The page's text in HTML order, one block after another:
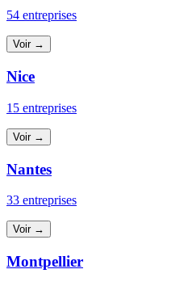
54 entreprises
Voir →
Nice
15 entreprises
Voir →
Nantes
33 entreprises
Voir →
Montpellier